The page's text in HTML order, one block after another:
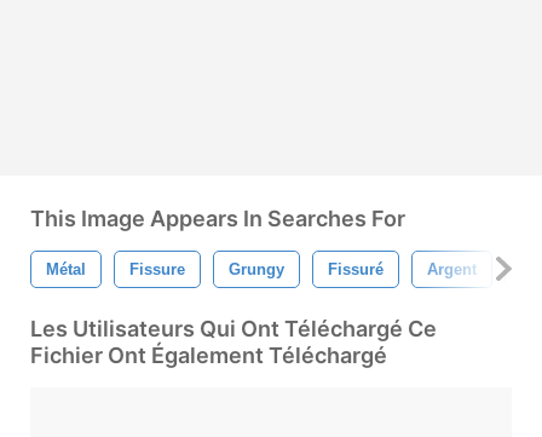
This Image Appears In Searches For
Métal Fissure Grungy Fissuré Argent
Les Utilisateurs Qui Ont Téléchargé Ce
Fichier Ont Également Téléchargé